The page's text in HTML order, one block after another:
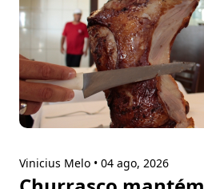
Vinicius Melo • 04 ago, 2026